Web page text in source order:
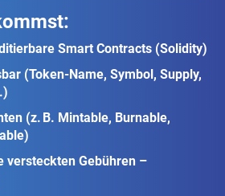
Smart Contracts (Solidity)
(Token-Name, Symbol, Supply,
(z. B. Mintable, Burnable,
versteckten Gebühren –